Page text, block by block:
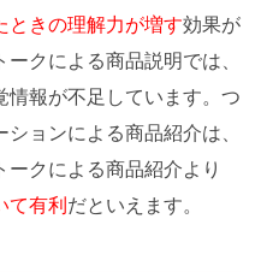
ときの理解力が増す効果が
クによる商品説明では、
情報が不足しています。つ
ョンによる商品紹介は、
クによる商品紹介より
て有利 だといえます。